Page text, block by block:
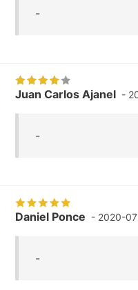
-
Juan Carlos Ajanel -
-
Daniel Ponce - 2020-
-